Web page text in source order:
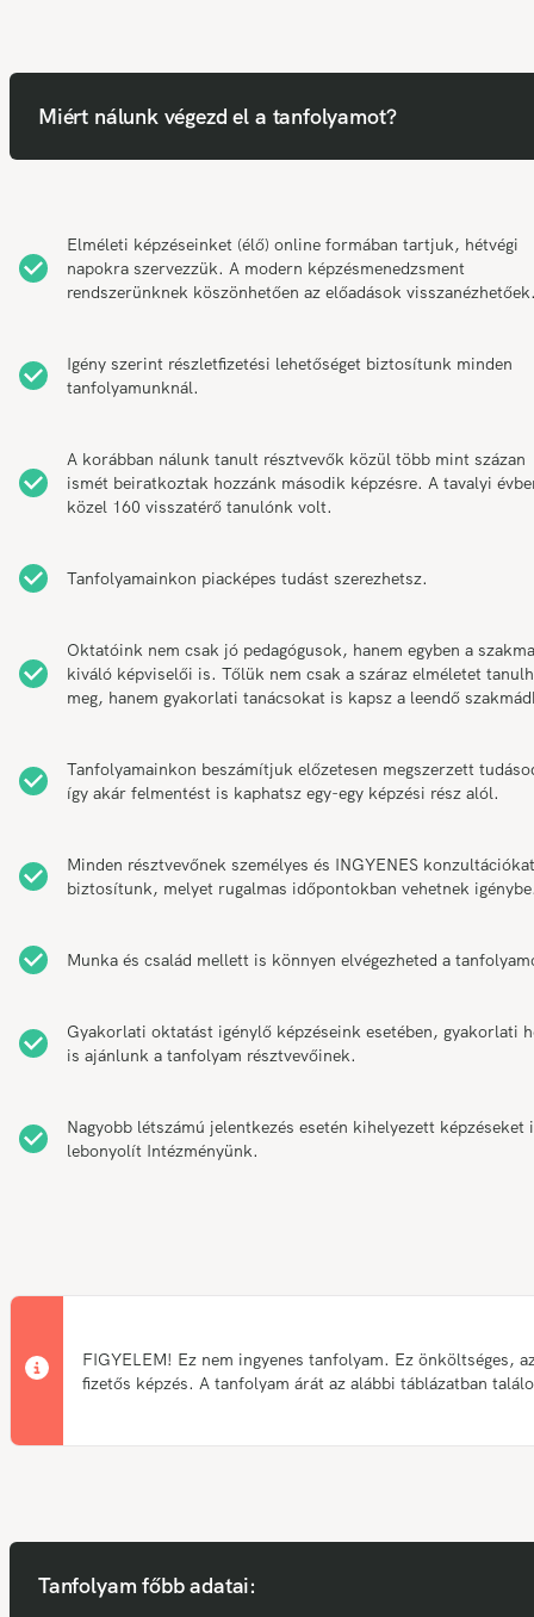
Miért nálunk végezd el a tanfolyamot?
Elméleti képzéseinket (élő) online formában tartjuk, hétvégi
napokra szervezzük. A modern képzésmenedzsment
rendszerünknek köszönhetően az előadások
Igény szerint részletfizetési lehetőséget biztosítunk minden
tanfolyamunknál.
A korábban nálunk tanult résztvevők közül több mint százan
ismét beiratkoztak hozzánk második képzésre. A tavalyi
közel 160 visszatérő tanulónk volt.
Tanfolyamainkon piacképes tudást szerezhetsz.
Oktatóink nem csak jó pedagógusok, hanem egyben a szakma
kiváló képviselői is. Tőlük nem csak a száraz elméletet
meg, hanem gyakorlati tanácsokat is kapsz a leendő
Tanfolyamainkon beszámítjuk előzetesen megszerzett
így akár felmentést is kaphatsz egy-egy képzési rész alól.
Minden résztvevőnek személyes és INGYENES konzultációkat
biztosítunk, melyet rugalmas időpontokban vehetnek
Munka és család mellett is könnyen elvégezheted a
Gyakorlati oktatást igénylő képzéseink esetében, gyakorlati
is ajánlunk a tanfolyam résztvevőinek.
Nagyobb létszámú jelentkezés esetén kihelyezett képzéseket
lebonyolít Intézményünk.
FIGYELEM! Ez nem ingyenes tanfolyam. Ez önköltséges,
fizetős képzés. A tanfolyam árát az alábbi táblázatban
Tanfolyam főbb adatai: